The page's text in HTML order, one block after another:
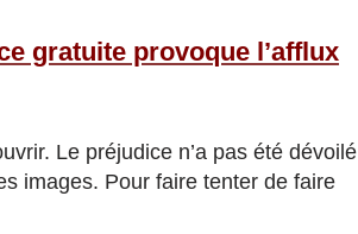
gratuite provoque l’afflux
Le préjudice n’a pas été dévoilé
images. Pour faire tenter de faire